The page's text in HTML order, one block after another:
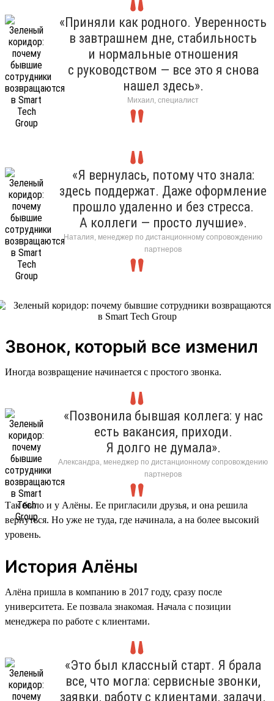
«Приняли как родного. Уверенность
в завтрашнем дне, стабильность
и нормальные отношения
с руководством — все это я снова
нашел здесь».
Михаил, специалист
«Я вернулась, потому что знала:
здесь поддержат. Даже оформление
прошло удаленно и без стресса.
А коллеги — просто лучшие».
Наталия, менеджер по дистанционному сопровождению
партнеров
Звонок, который все изменил
Иногда возвращение начинается с простого звонка.
«Позвонила бывшая коллега: у нас
есть вакансия, приходи.
Я долго не думала».
Александра, менеджер по дистанционному сопровождению
партнеров
Так было и у Алёны. Ее пригласили друзья, и она решила
вернуться. Но уже не туда, где начинала, а на более высокий
уровень.
История Алёны
Алёна пришла в компанию в 2017 году, сразу после
университета. Ее позвала знакомая. Начала с позиции
менеджера по работе с клиентами.
«Это был классный старт. Я брала
все, что могла: сервисные звонки,
заявки, работу с клиентами, задачи.